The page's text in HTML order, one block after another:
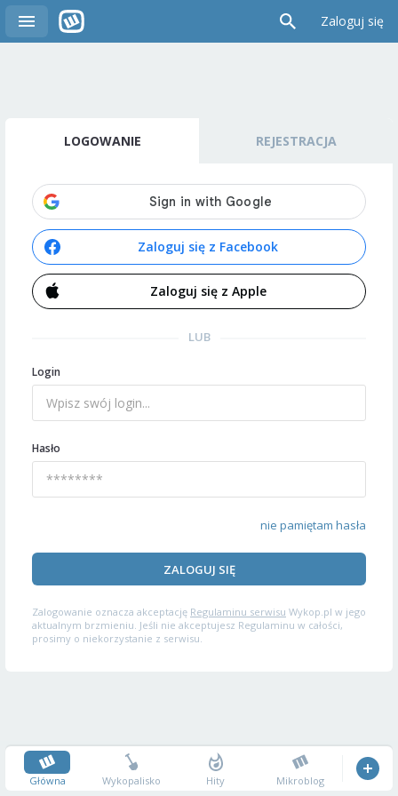
Zaloguj się
LOGOWANIE REJESTRACJA
Zaloguj się z Facebook
Zaloguj się z Apple
LUB
Login
Hasło
nie pamiętam hasła
ZALOGUJ SIĘ
Zalogowanie oznacza akceptację Regulaminu serwisu Wykop.pl w jego
aktualnym brzmieniu. Jeśli nie akceptujesz Regulaminu w całości,
prosimy o niekorzystanie z serwisu.
Główna Wykopalisko Hity Mikroblog